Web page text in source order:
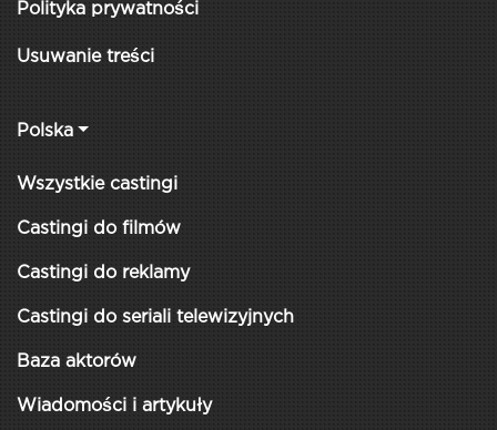
Polityka prywatności
Usuwanie treści
Polska
Wszystkie castingi
Castingi do filmów
Castingi do reklamy
Castingi do seriali telewizyjnych
Baza aktorów
Wiadomości i artykuły